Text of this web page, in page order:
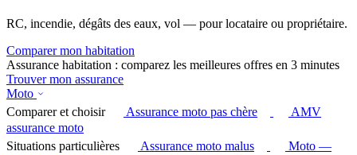
RC, incendie, dégâts des eaux, vol — pour locataire ou propriétaire.
Comparer mon habitation
Assurance habitation : comparez les meilleures offres en 3 minutes
Trouver mon assurance
Moto
Comparer et choisir
Assurance moto pas chère
AMV
assurance moto
Situations particulières
Assurance moto malus
Moto —